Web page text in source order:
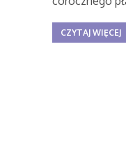
CZYTAJ WIĘCEJ